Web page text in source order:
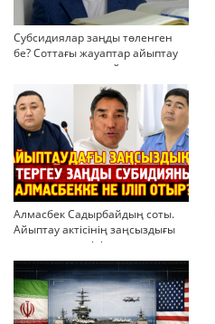
Субсидиялар заңды төленген
бе? Соттағы жауаптар айыптау
тұжырымдарын қайта қарауға
негіз бола ала ма?
Алмасбек Садырбайдың соты.
Айыптау актісінің заңсыздығы
мен қолдан өсірілген
миллиондар